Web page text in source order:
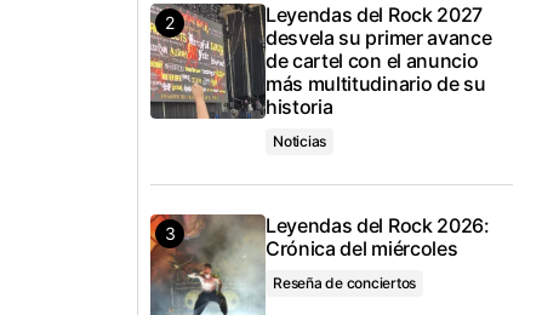
Leyendas del Rock 2027
desvela su primer avance
de cartel con el anuncio
más multitudinario de su
historia
Noticias
Leyendas del Rock 2026:
Crónica del miércoles
Reseña de conciertos